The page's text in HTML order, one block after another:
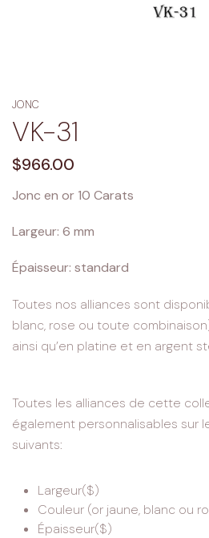
JONC
VK-31
Regular
price
$966.00
Jonc en or 10 Carats
Largeur: 6 mm
Épaisseur: standard
Toutes nos alliances sont
blanc, rose ou toute combinaison)
ainsi qu’en platine et en argent
Toutes les alliances de cette
également personnalisables sur
suivants:
Largeur($)
Couleur (or jaune, blanc ou
Épaisseur($)